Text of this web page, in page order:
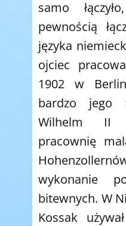
samo
pewnością
języka
ojciec
1902 w
bardzo jego
Wilhelm II
pracownię
wykonanie
bitewnych. W
Kossak